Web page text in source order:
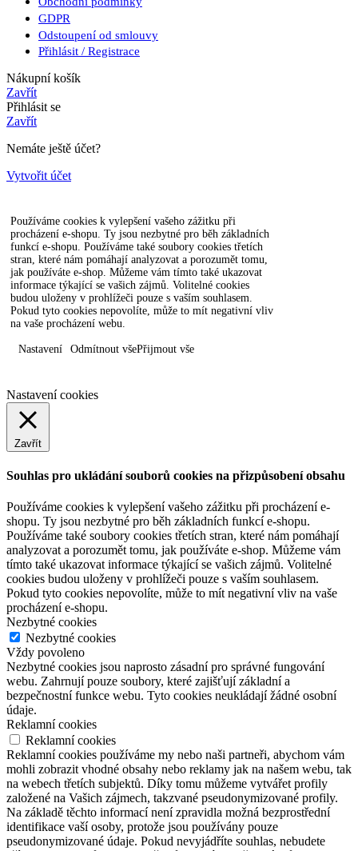
GDPR
Odstoupení od smlouvy
Přihlásit / Registrace
Nákupní košík
Zavřít
Přihlásit se
Zavřít
Nemáte ještě účet?
Vytvořit účet
Používáme cookies k vylepšení vašeho zážitku při
procházení e-shopu. Ty jsou nezbytné pro běh základních
funkcí e-shopu. Používáme také soubory cookies třetích
stran, které nám pomáhají analyzovat a porozumět tomu,
jak používáte e-shop. Můžeme vám tímto také ukazovat
informace týkající se vašich zájmů. Volitelné cookies
budou uloženy v prohlížeči pouze s vaším souhlasem.
Pokud tyto cookies nepovolíte, může to mít negativní vliv
na vaše procházení webu.
Nastavení Odmítnout všePřijmout vše
Nastavení cookies
Zavřít
Souhlas pro ukládání souborů cookies na přizpůsobení obsahu
Používáme cookies k vylepšení vašeho zážitku při procházení e-
shopu. Ty jsou nezbytné pro běh základních funkcí e-shopu.
Používáme také soubory cookies třetích stran, které nám pomáhají
analyzovat a porozumět tomu, jak používáte e-shop. Můžeme vám
tímto také ukazovat informace týkající se vašich zájmů. Volitelné
cookies budou uloženy v prohlížeči pouze s vaším souhlasem.
Pokud tyto cookies nepovolíte, může to mít negativní vliv na vaše
procházení e-shopu.
Nezbytné cookies
Nezbytné cookies
Vždy povoleno
Nezbytné cookies jsou naprosto zásadní pro správné fungování
webu. Zahrnují pouze soubory, které zajišťují základní a
bezpečnostní funkce webu. Tyto cookies neukládají žádné osobní
údaje.
Reklamní cookies
Reklamní cookies
Reklamní cookies používáme my nebo naši partneři, abychom vám
mohli zobrazit vhodné obsahy nebo reklamy jak na našem webu, tak
na webech třetích subjektů. Díky tomu můžeme vytvářet profily
založené na Vašich zájmech, takzvané pseudonymizované profily.
Na základě těchto informací není zpravidla možná bezprostřední
identifikace vaší osoby, protože jsou používány pouze
pseudonymizované údaje. Pokud nevyjádříte souhlas, nebudete